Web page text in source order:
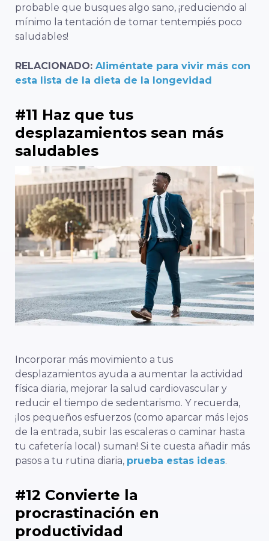
probable que busques algo sano, ¡reduciendo al
mínimo la tentación de tomar tentempiés poco
saludables!
RELACIONADO: Aliméntate para vivir más con
esta lista de la dieta de la longevidad
#11 Haz que tus
desplazamientos sean más
saludables
Incorporar más movimiento a tus
desplazamientos ayuda a aumentar la actividad
física diaria, mejorar la salud cardiovascular y
reducir el tiempo de sedentarismo. Y recuerda,
¡los pequeños esfuerzos (como aparcar más lejos
de la entrada, subir las escaleras o caminar hasta
tu cafetería local) suman! Si te cuesta añadir más
pasos a tu rutina diaria, prueba estas ideas.
#12 Convierte la
procrastinación en
productividad